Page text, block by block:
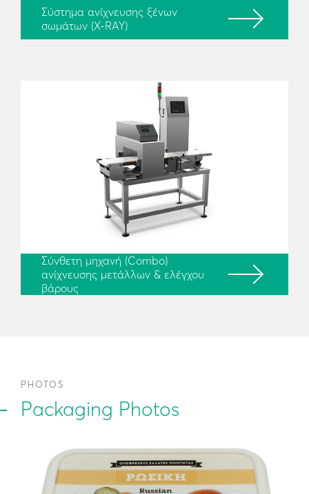
Σύστημα ανίχνευσης ξένων
σωμάτων (X-RAY)
Σύνθετη μηχανή (Combo)
ανίχνευσης μετάλλων & ελέγχου
βάρους
PHOTOS
Packaging Photos